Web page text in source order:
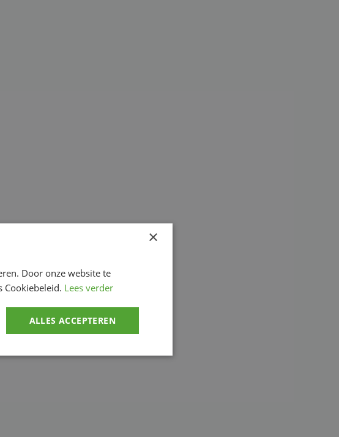
×
Door onze website te
Cookiebeleid. Lees verder
ALLES ACCEPTEREN